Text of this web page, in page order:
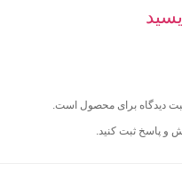
دیدگاه برای محصول است.
و پاسخ ثبت کنید.